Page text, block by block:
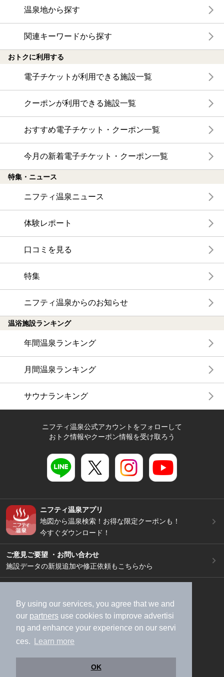
By using our services, you agree that we and
our partners use cookies to improve advertisi
ng and enhance your experience on our servi
ces.
Learn more
OK
温泉地から探す
関連キーワードから探す
おトクに利用する
電子チケットが利用できる施設一覧
クーポンが利用できる施設一覧
おすすめ電子チケット・クーポン一覧
今月の新着電子チケット・クーポン一覧
特集・ニュース
ニフティ温泉ニュース
体験レポート
口コミを見る
特集
ニフティ温泉からのお知らせ
温浴施設ランキング
年間温泉ランキング
月間温泉ランキング
サウナランキング
ニフティ温泉公式アカウントをフォローして
おトク情報やクーポン情報を受け取ろう
ニフティ温泉アプリ
地図から温泉検索！お得な限定クーポンも！
今すぐダウンロード！
ご意見ご要望 ・お問い合わせ
施設データの新規追加や修正依頼もこちらから
加盟店募集（資料請求）
広告出稿のご案内
利用規約
ライフスタイルMEMBERS+規約
特定商取引法に基づく表記
ヘルプ
採用情報
運営会社